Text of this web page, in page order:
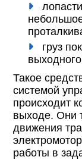
груз
Такое
системой
происходит
выходе. Они
движения
работы в